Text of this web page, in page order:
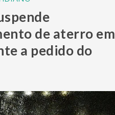
de aterro em
a pedido do